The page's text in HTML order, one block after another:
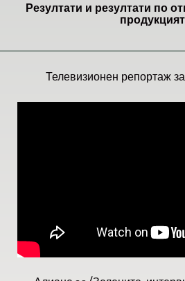
Резултати и резултати по
Телевизионен репортаж